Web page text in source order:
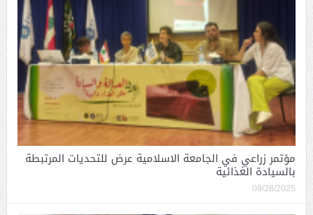
مؤتمر زراعي في الجامعة الاسلامية عرض للتحديات المرتبطة
بالسيادة الغذائية
09/28/2025